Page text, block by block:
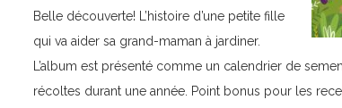
Belle découverte! L’histoire d’une petite fille
qui va aider sa grand-maman à jardiner.
L’album est présenté comme un calendrier de
récoltes durant une année. Point bonus pour les